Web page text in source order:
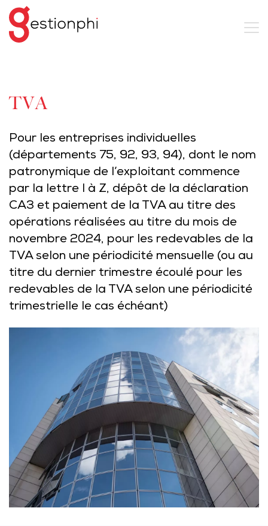
TVA
Pour les entreprises individuelles
(départements 75, 92, 93, 94), dont le nom
patronymique de l’exploitant commence
par la lettre I à Z, dépôt de la déclaration
CA3 et paiement de la TVA au titre des
opérations réalisées au titre du mois de
novembre 2024, pour les redevables de la
TVA selon une périodicité mensuelle (ou au
titre du dernier trimestre écoulé pour les
redevables de la TVA selon une périodicité
trimestrielle le cas échéant)